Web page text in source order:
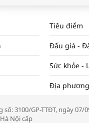
ĐẬP THỊ TRƯỜNG #62
Tọa đàm “Xúc tiến
Tiêu điểm
Đấu giá -
Sức khỏe -
Địa phương
3100/GP-TTĐT, ngày 07/
Nội cấp